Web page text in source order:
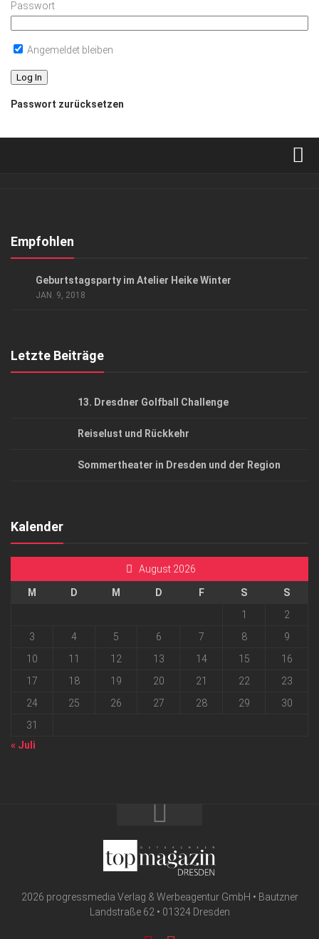
Passwort
Angemeldet bleiben
Passwort zurücksetzen
Kontakt, Impressum
Empfohlen
Geburtstagsparty im Atelier Heike Winter
JAN. 9, 2018
Letzte Beiträge
13. Dresdner Golfball Challenge
Reiselust und Rückkehr
Sommertheater in Dresden und der Region
Kalender
August 2026
M D M D F S
S
1
2
3
4 5 6 7 8
9
10
11 12 13 14 15
16
17
18 19 20 21 22
23
24
25 26 27 28 29
30
31
« Juli
2026 progressmedia Verlag & Werbeagentur GmbH • Bautzner
Landstraße 62 • 01324 Dresden